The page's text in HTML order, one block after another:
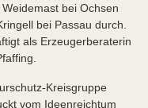
bei Ochsen
bei Passau durch.
als Erzeugerberaterin
Kreisgruppe
vom Ideenreichtum